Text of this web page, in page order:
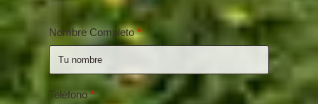
Nombre Completo
Teléfono